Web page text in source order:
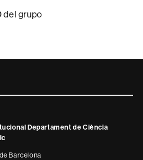
del grupo
Departament de Ciència
Barcelona